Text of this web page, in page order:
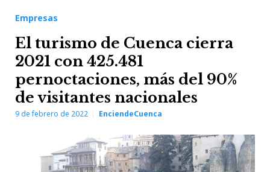
Empresas
El turismo de Cuenca cierra
2021 con 425.481
pernoctaciones, más del 90%
de visitantes nacionales
9 de febrero de 2022 EnciendeCuenca